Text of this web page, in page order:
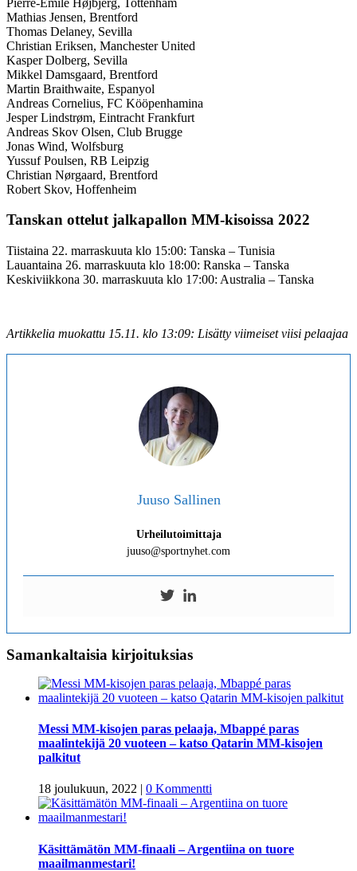
Mathias Jensen, Brentford
Thomas Delaney, Sevilla
Christian Eriksen, Manchester United
Kasper Dolberg, Sevilla
Mikkel Damsgaard, Brentford
Martin Braithwaite, Espanyol
Andreas Cornelius, FC Kööpenhamina
Jesper Lindstrøm, Eintracht Frankfurt
Andreas Skov Olsen, Club Brugge
Jonas Wind, Wolfsburg
Yussuf Poulsen, RB Leipzig
Christian Nørgaard, Brentford
Robert Skov, Hoffenheim
Tanskan ottelut jalkapallon MM-kisoissa 2022
Tiistaina 22. marraskuuta klo 15:00: Tanska – Tunisia
Lauantaina 26. marraskuuta klo 18:00: Ranska – Tanska
Keskiviikkona 30. marraskuuta klo 17:00: Australia – Tanska
Artikkelia muokattu 15.11. klo 13:09: Lisätty viimeiset viisi pelaajaa
Juuso Sallinen
Urheilutoimittaja
juuso@sportnyhet.com
Samankaltaisia kirjoituksias
Messi MM-kisojen paras pelaaja, Mbappé paras
maalintekijä 20 vuoteen – katso Qatarin MM-kisojen
palkitut
18 joulukuun, 2022 0 Kommentti
Käsittämätön MM-finaali – Argentiina on tuore
maailmanmestari!